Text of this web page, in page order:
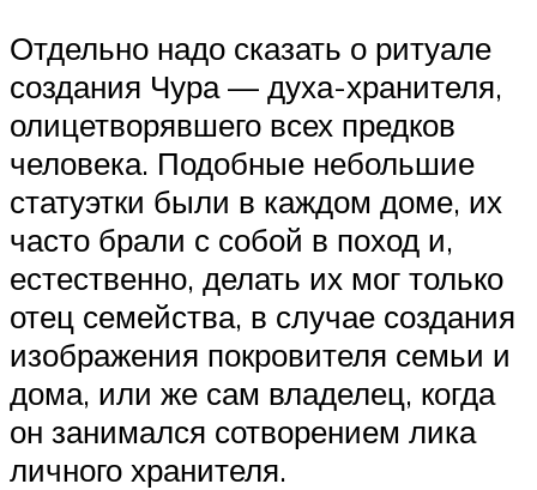
Отдельно надо сказать о ритуале
создания Чура — духа-хранителя,
олицетворявшего всех предков
человека. Подобные небольшие
статуэтки были в каждом доме, их
часто брали с собой в поход и,
естественно, делать их мог только
отец семейства, в случае создания
изображения покровителя семьи и
дома, или же сам владелец, когда
он занимался сотворением лика
личного хранителя.